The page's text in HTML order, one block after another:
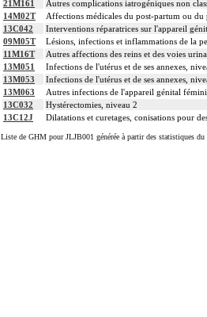
21M161
Autres complications iatrogéniques non
14M02T
Affections médicales du post-partum ou
13C042
Interventions réparatrices sur l'appareil
09M05T
Lésions, infections et inflammations de la
11M16T
Autres affections des reins et des voies
13M051
Infections de l'utérus et de ses annexes,
13M053
Infections de l'utérus et de ses annexes,
13M063
Autres infections de l'appareil génital
13C032
Hystérectomies, niveau 2
13C12J
Dilatations et curetages, conisations pour
Liste de GHM pour JLJB001 générée à partir des statistiques